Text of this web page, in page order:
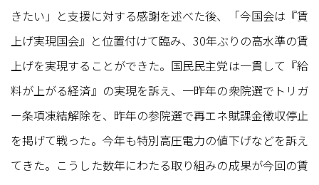
きたい」と支援に対する感謝を述べた後、「今国会は『賃
上げ実現国会』と位置付けて臨み、30年ぶりの高水準の賃
上げを実現することができた。国民民主党は一貫して『給
料が上がる経済』の実現を訴え、一昨年の衆院選でトリガ
ー条項凍結解除を、昨年の参院選で再エネ賦課金徴収停止
を掲げて戦った。今年も特別高圧電力の値下げなどを訴え
てきた。こうした数年にわたる取り組みの成果が今回の賃